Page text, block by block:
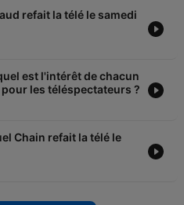
refait la télé le samedi
est l'intérêt de chacun
les téléspectateurs ?
Chain refait la télé le